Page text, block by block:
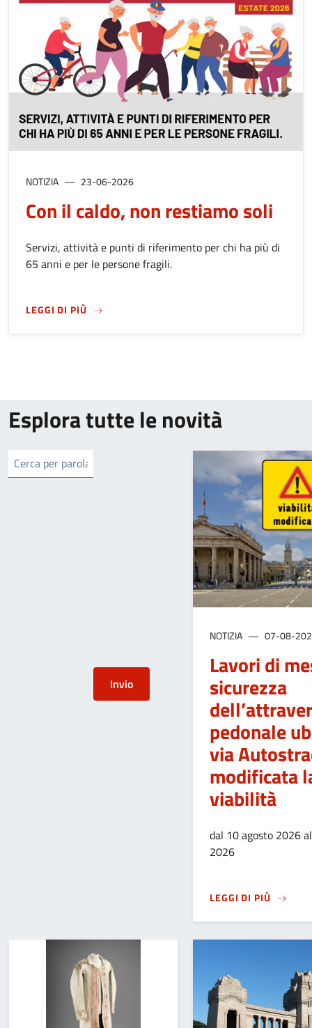
NOTIZIA 23-06-2026
Con il caldo, non restiamo soli
Servizi, attività e punti di riferimento per chi ha più di
65 anni e per le persone fragili.
LEGGI DI PIÙSUCON IL CALDO, NON RESTIAMO SOLI
Esplora tutte le novità
NOTIZIA 07-08-
Lavori di
sicurezza
pedonale
via
modificata
viabilità
dal 10 agosto 2026
2026
LEGGI DI PIÙSU